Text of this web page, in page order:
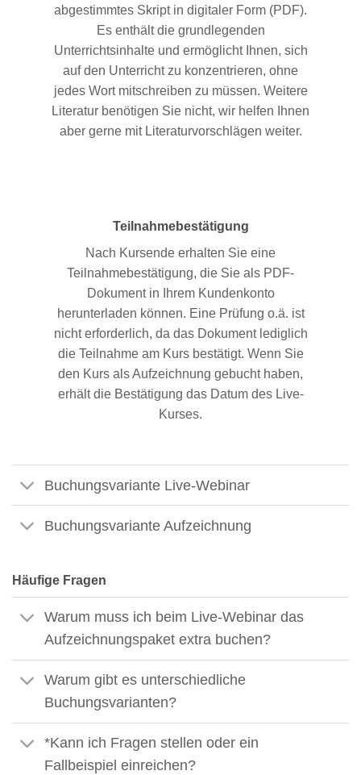
abgestimmtes Skript in digitaler Form (PDF).
Es enthält die grundlegenden
Unterrichtsinhalte und ermöglicht Ihnen, sich
auf den Unterricht zu konzentrieren, ohne
jedes Wort mitschreiben zu müssen. Weitere
Literatur benötigen Sie nicht, wir helfen Ihnen
aber gerne mit Literaturvorschlägen weiter.
Teilnahmebestätigung
Nach Kursende erhalten Sie eine
Teilnahmebestätigung, die Sie als PDF-
Dokument in Ihrem Kundenkonto
herunterladen können. Eine Prüfung o.ä. ist
nicht erforderlich, da das Dokument lediglich
die Teilnahme am Kurs bestätigt. Wenn Sie
den Kurs als Aufzeichnung gebucht haben,
erhält die Bestätigung das Datum des Live-
Kurses.
Buchungsvariante Live-Webinar
Buchungsvariante Aufzeichnung
Häufige Fragen
Warum muss ich beim Live-Webinar das
Aufzeichnungspaket extra buchen?
Warum gibt es unterschiedliche
Buchungsvarianten?
*Kann ich Fragen stellen oder ein
Fallbeispiel einreichen?